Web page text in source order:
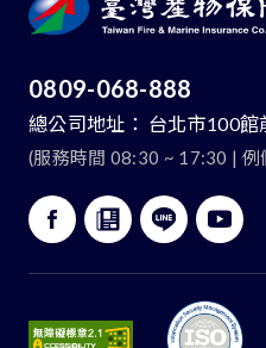
0809-068-888
總公司地址： 台北市100
(服務時間 08:30 ~ 17:30 | 例